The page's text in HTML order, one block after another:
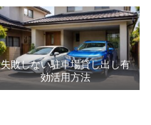
失敗しない駐車場貸し出し有
効活用方法